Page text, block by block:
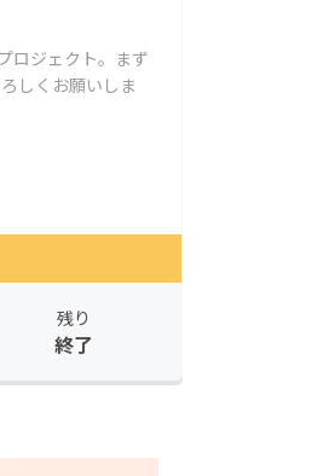
ロジェクト。まず
しくお願いしま
残り
終了